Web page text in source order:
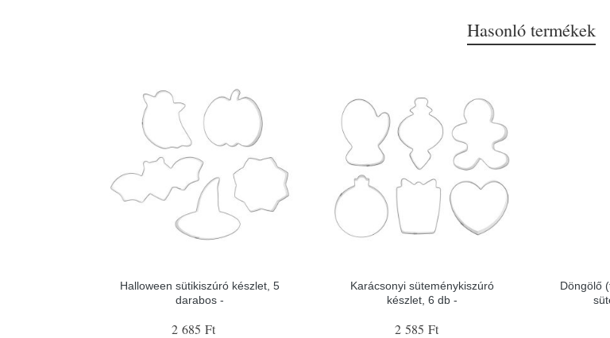
Hasonló termékek
Halloween sütikiszúró készlet, 5
darabos -
2 685 Ft
Karácsonyi süteménykiszúró
készlet, 6 db -
2 585 Ft
Döngölő